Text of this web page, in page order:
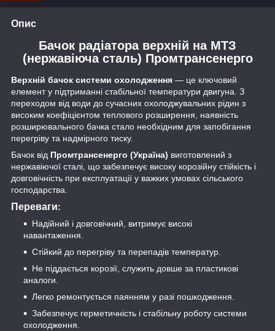
Опис
Бачок радіатора верхній на МТЗ
(нержавіюча сталь) Промтрансенерго
Верхній бачок системи охолодження — це ключовий
елемент у підтриманні стабільної температури двигуна. З
переходом від води до сучасних охолоджувальних рідин з
високим коефіцієнтом теплового розширення, наявність
розширювального бачка стало необхідним для запобігання
перегріву та надмірного тиску.
Бачок від Промтрансенерго (Україна) виготовлений з
нержавіючої сталі, що забезпечує високу корозійну стійкість і
довговічність при експлуатації у важких умовах сільського
господарства.
Переваги:
Надійний і довговічний, витримує високі
навантаження.
Стійкий до перегріву та перепадів температур.
Не піддається корозії, служить довше за пластикові
аналоги.
Легко ремонтується паянням у разі пошкодження.
Забезпечує герметичність і стабільну роботу системи
охолодження.